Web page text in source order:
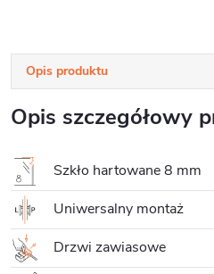
Opis produktu
Opis szczegółowy
Szkło hartowane 8 mm
Uniwersalny montaż
Drzwi zawiasowe